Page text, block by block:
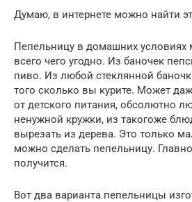
Думаю, в интернете можно найти
Пепельницу в домашних условиях
всего чего угодно. Из баночек
пиво. Из любой стеклянной
того сколько вы курите. Может
от детского питания, обсолютно
ненужной кружки, из такогоже
вырезать из дерева. Это только
можно сделать пепельницу.
получится.
Вот два варианта пепельницы